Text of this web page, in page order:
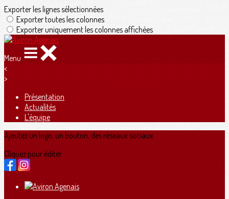
Exporter les lignes sélectionnées
Exporter toutes les colonnes
Exporter uniquement les colonnes affichées
Menu
<
>
Présentation
Actualités
L'équipe
Ajoutez un logo, un bouton, des réseaux sociaux
Cliquez pour éditer